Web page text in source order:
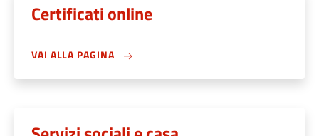
Certificati online
VAI ALLA PAGINA